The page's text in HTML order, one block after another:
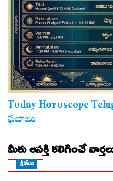
Today Horoscope
ఫలాలు
మీకు ఆసక్తి కలిగించే
క్రీడలు